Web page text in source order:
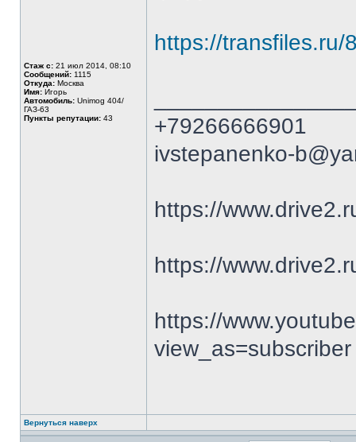
Стаж с: 21 июл 2014, 08:10
Сообщений: 1115
Откуда: Москва
Имя: Игорь
Автомобиль: Unimog 404/
ГАЗ-63
Пункты репутации: 43
https://transfiles.ru/
+79266666901
ivstepanenko-
https://
https://
https://
view_as=subscriber
Вернуться наверх